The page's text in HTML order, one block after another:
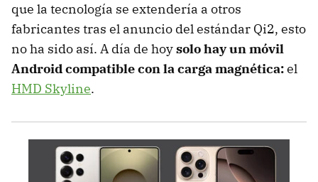
que la tecnología se extendería a otros
fabricantes tras el anuncio del estándar Qi2, esto
no ha sido así. A día de hoysolo hay un móvil
Android compatible con la carga magnética:el
HMD Skyline.